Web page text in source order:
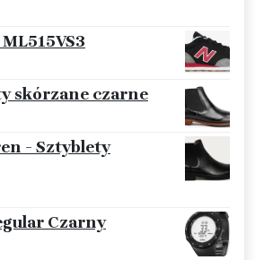
skórzane czarne
- Sztyblety
Czarny